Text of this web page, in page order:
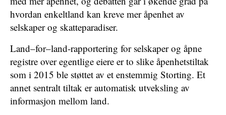
hvordan enkeltland kan kreve mer åpenhet av
selskaper og skatteparadiser.
Land–for–land-rapportering for selskaper og åpne
registre over egentlige eiere er to slike åpenhetstiltak
som i 2015 ble støttet av et enstemmig Storting. Et
annet sentralt tiltak er automatisk utveksling av
informasjon mellom land.